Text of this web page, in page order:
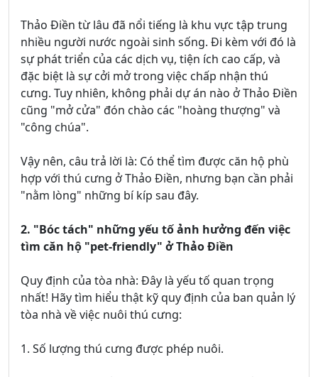
Thảo Điền từ lâu đã nổi tiếng là khu vực tập trung
nhiều người nước ngoài sinh sống. Đi kèm với đó là
sự phát triển của các dịch vụ, tiện ích cao cấp, và
đặc biệt là sự cởi mở trong việc chấp nhận thú
cưng. Tuy nhiên, không phải dự án nào ở Thảo Điền
cũng "mở cửa" đón chào các "hoàng thượng" và
"công chúa".
Vậy nên, câu trả lời là: Có thể tìm được căn hộ phù
hợp với thú cưng ở Thảo Điền, nhưng bạn cần phải
"nằm lòng" những bí kíp sau đây.
2. "Bóc tách" những yếu tố ảnh hưởng đến việc
tìm căn hộ "pet-friendly" ở Thảo Điền
Quy định của tòa nhà: Đây là yếu tố quan trọng
nhất! Hãy tìm hiểu thật kỹ quy định của ban quản lý
tòa nhà về việc nuôi thú cưng:
1. Số lượng thú cưng được phép nuôi.